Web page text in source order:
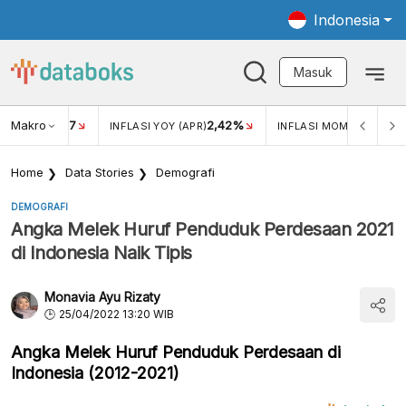
Indonesia
Masuk
Makro
USD/IDR 17 INFLASI YOY (APR)2,42% INFLASI MOM (MAR)
Home Data Stories Demografi
DEMOGRAFI
Angka Melek Huruf Penduduk Perdesaan 2021
di Indonesia Naik Tipis
Monavia Ayu Rizaty
25/04/2022 13:20 WIB
Angka Melek Huruf Penduduk Perdesaan di
Indonesia (2012-2021)